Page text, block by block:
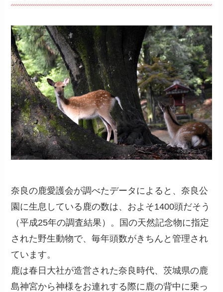
奈良の鹿愛護会が調べたデータによると、奈良公
園に生息している鹿の数は、およそ1400頭だそう
（平成25年の調査結果）。国の天然記念物に指定
された野生動物で、毎年頭数がきちんと管理され
ています。
鹿は春日大社が造営された奈良時代、茨城県の鹿
島神宮から神様をお連れする際に鹿の背中に乗っ